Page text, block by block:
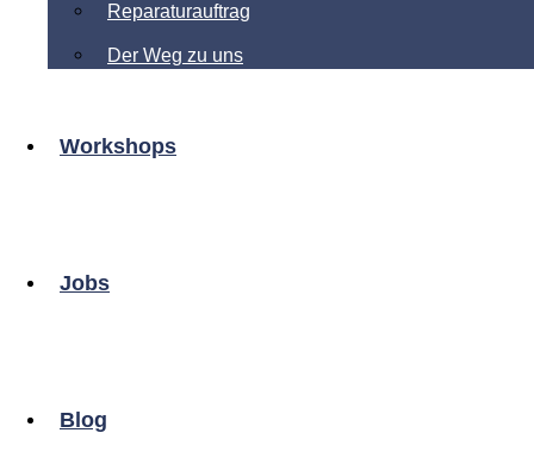
Reparaturauftrag
Der Weg zu uns
Workshops
Jobs
Blog